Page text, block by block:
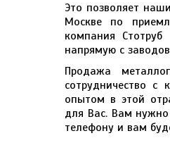
Это позволяет
Москве по
компания Стотруб
напрямую с
Продажа
сотрудничество с
опытом в этой
для Вас. Вам
телефону и вам